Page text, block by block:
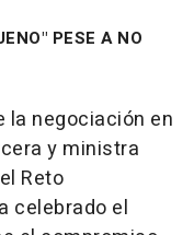
PESE A NO
la negociación en
y ministra
Reto
celebrado el